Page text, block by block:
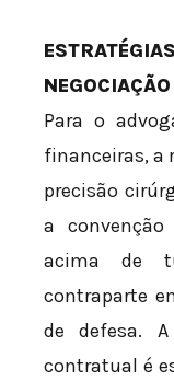
Para o
financeiras, a
precisão
a
acima de
contraparte
de defesa.
contratual é